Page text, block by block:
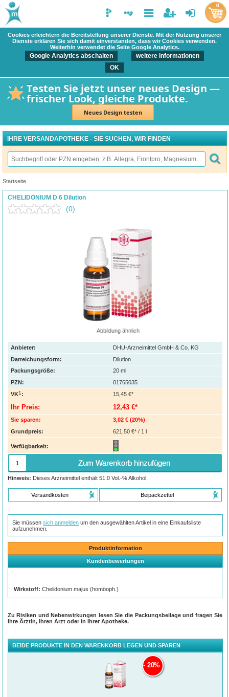
Cookies erleichtern die Bereitstellung unserer Dienste. Mit der Nutzung unserer
Dienste erklären Sie sich damit einverstanden, dass wir Cookies verwenden.
Weiterhin verwendet die Seite Google Analytics.
Google Analytics abschalten
weitere Informationen
OK
Testen Sie jetzt unser neues Design —
frischer Look, gleiche Produkte.
Neues Design testen
0
IHRE VERSANDAPOTHEKE - SIE SUCHEN, WIR FINDEN
Startseite
CHELIDONIUM D 6 Dilution
(0)
Abbildung ähnlich
Anbieter:
DHU-Arzneimittel GmbH & Co. KG
Darreichungsform:
Dilution
Packungsgröße:
20 ml
PZN:
01765035
VK1: 15,45 €*
Ihr Preis: 12,43 €*
Sie sparen: 3,02 € (20%)
Grundpreis:
621,50 €* / 1 l
Verfügbarkeit:
Zum Warenkorb hinzufügen
Hinweis: Dieses Arzneimittel enthält 51.0 Vol.-% Alkohol.
Versandkosten Beipackzettel
Sie müssensich anmelden um den ausgewählten Artikel in eine Einkaufsliste
aufzunehmen.
Produktinformation
Kundenbewertungen
Wirkstoff: Chelidonium majus (homöoph.)
Zu Risiken und Nebenwirkungen lesen Sie die Packungsbeilage und fragen Sie
Ihre Ärztin, Ihren Arzt oder in Ihrer Apotheke.
BEIDE PRODUKTE IN DEN WARENKORB LEGEN UND SPAREN
20%